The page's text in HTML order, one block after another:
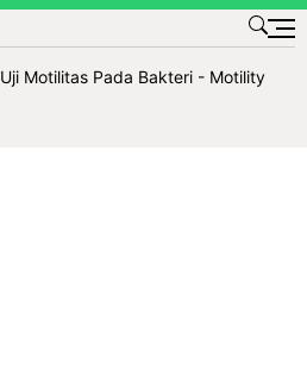
Uji Motilitas Pada Bakteri - Motility